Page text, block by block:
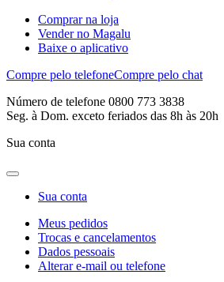
Comprar na loja
Vender no Magalu
Baixe o aplicativo
Compre pelo telefoneCompre pelo chat
Número de telefone 0800 773 3838
Seg. à Dom. exceto feriados das 8h às 20h
Sua conta
Sua conta
Meus pedidos
Trocas e cancelamentos
Dados pessoais
Alterar e-mail ou telefone